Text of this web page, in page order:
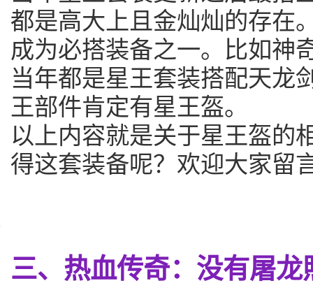
都是高大上且金灿灿的存在
成为必搭装备之一。比如神
当年都是星王套装搭配天龙
王部件肯定有星王盔。
以上内容就是关于星王盔的
得这套装备呢？欢迎大家留
三、热血传奇：没有屠